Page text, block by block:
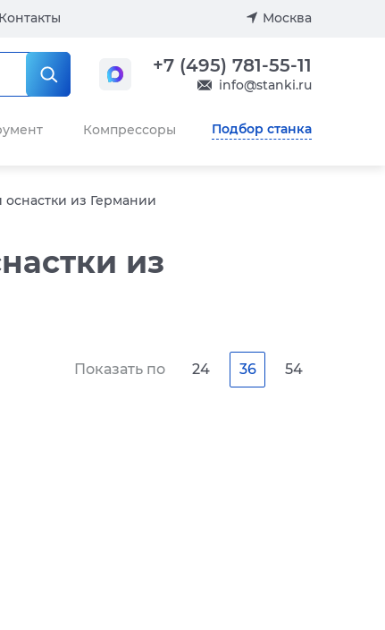
Контакты Москва
+7 (495) 781-55-11
info@stanki.ru
Компрессоры Подбор станка
из Германии
из
Показать по 24 36 54